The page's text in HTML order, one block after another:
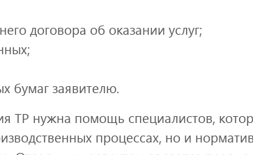
договора об оказании услуг;
бумаг заявителю.
ТР нужна помощь специалистов,
процессах, но и